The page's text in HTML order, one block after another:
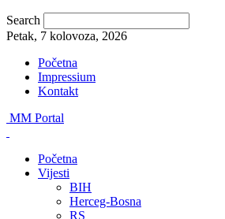
Search
Petak, 7 kolovoza, 2026
Početna
Impressium
Kontakt
MM Portal
Početna
Vijesti
BIH
Herceg-Bosna
RS